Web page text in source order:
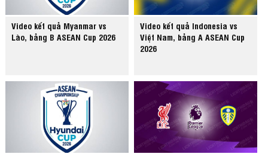
Video kết quả Myanmar vs
Lào, bảng B ASEAN Cup 2026
Video kết quả Indonesia vs
Việt Nam, bảng A ASEAN Cup
2026